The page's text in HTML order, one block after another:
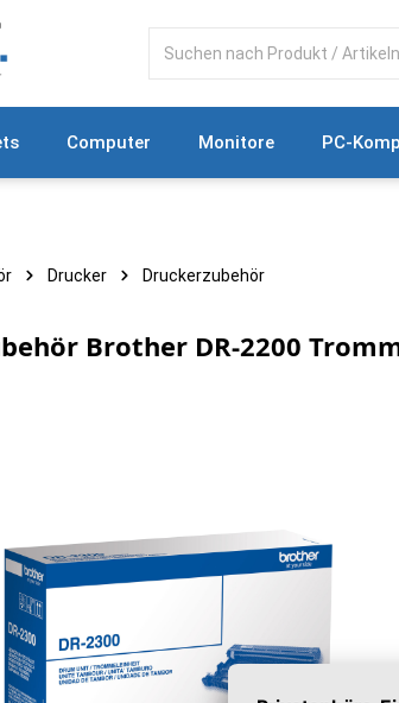
springen
Computer Monitore PC-
Drucker Druckerzubehör
Brother DR-2200